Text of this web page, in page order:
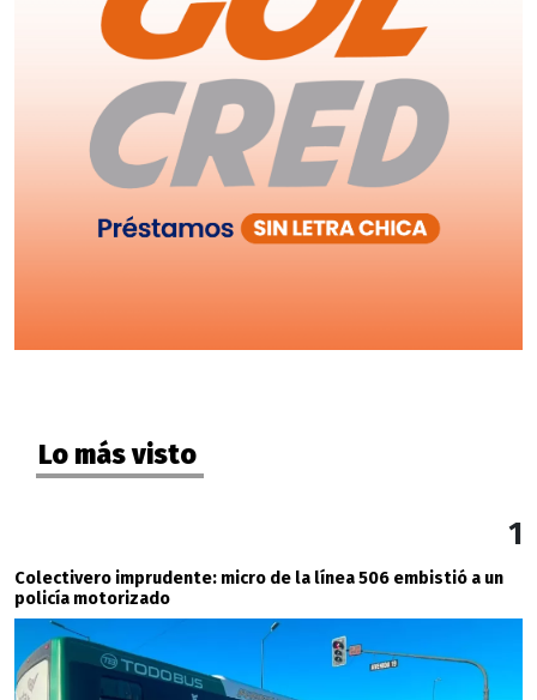
Lo más visto
1
Colectivero imprudente: micro de la línea 506 embistió a un
policía motorizado